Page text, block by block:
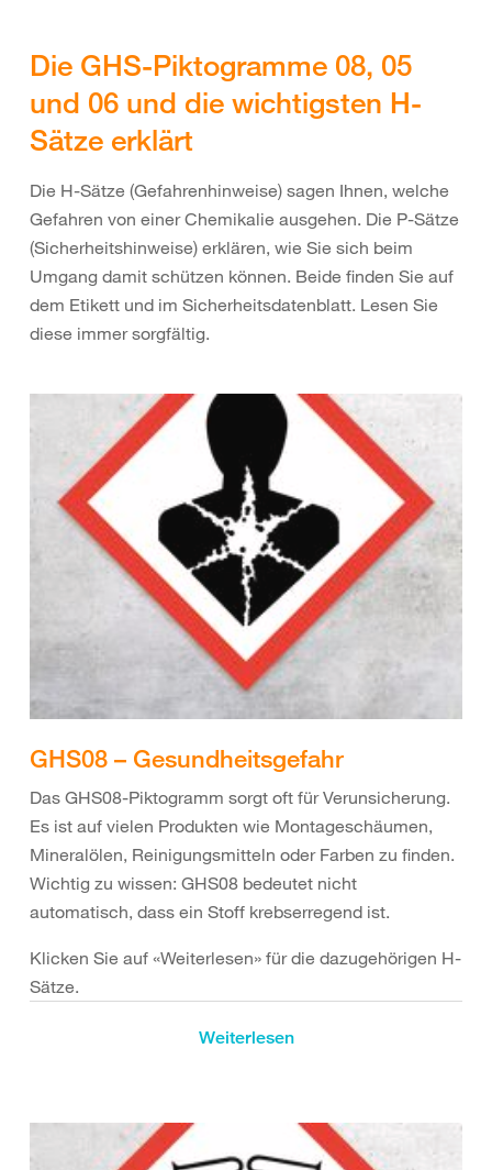
Die GHS-Piktogramme 08, 05
und 06 und die wichtigsten H-
Sätze erklärt
Die H-Sätze (Gefahrenhinweise) sagen Ihnen, welche
Gefahren von einer Chemikalie ausgehen. Die P-Sätze
(Sicherheitshinweise) erklären, wie Sie sich beim
Umgang damit schützen können. Beide finden Sie auf
dem Etikett und im Sicherheitsdatenblatt. Lesen Sie
diese immer sorgfältig.
GHS08 – Gesundheitsgefahr
Das GHS08-Piktogramm sorgt oft für Verunsicherung.
Es ist auf vielen Produkten wie Montageschäumen,
Mineralölen, Reinigungsmitteln oder Farben zu finden.
Wichtig zu wissen: GHS08 bedeutet nicht
automatisch, dass ein Stoff krebserregend ist.
Klicken Sie auf «Weiterlesen» für die dazugehörigen H-
Sätze.
Chemikalien mit dem GHS08-Piktogramm zusammen
H304 (z. B. bei Mineralölen): kann bei
Weiterlesen